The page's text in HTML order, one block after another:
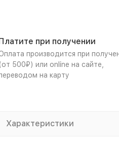
при получении
производится при
500₽) или online на сайте,
на карту
Характеристики